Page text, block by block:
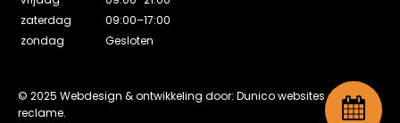
zaterdag
09:00–17:00
zondag
Gesloten
© 2025 Webdesign & ontwikkeling door: Dunico websites en
reclame.